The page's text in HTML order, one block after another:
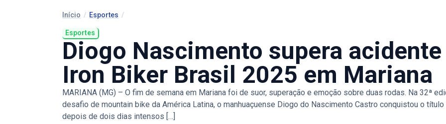
Início / Esportes /
Esportes
Diogo Nascimento supera
Iron Biker Brasil 2025 em Mariana
MARIANA (MG) – O fim de semana em Mariana foi de suor, superação e emoção sobre duas rodas. Na 32ª
desafio de mountain bike da América Latina, o manhuaçuense Diogo do Nascimento Castro conquistou o
depois de dois dias intensos […]